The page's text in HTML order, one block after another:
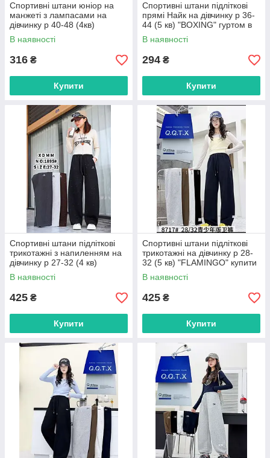
Спортивні штани юніор на
манжеті з лампасами на
дівчинку р 40-48 (4кв)
"BOXING" гуртом в Одесі на 7
км
В наявності
316 ₴
Купити
Спортивні штани підліткові
прямі Найк на дівчинку р 36-
44 (5 кв) "BOXING" гуртом в
Одесі на 7 км
В наявності
294 ₴
Купити
Спортивні штани підліткові
трикотажні з напиленням на
дівчинку р 27-32 (4 кв)
"FLAMINGO" купити гуртом в
Одесі на 7 км
В наявності
425 ₴
Купити
Спортивні штани підліткові
трикотажні на дівчинку р 28-
32 (5 кв) "FLAMINGO" купити
гуртом в Одесі на 7 км
В наявності
425 ₴
Купити